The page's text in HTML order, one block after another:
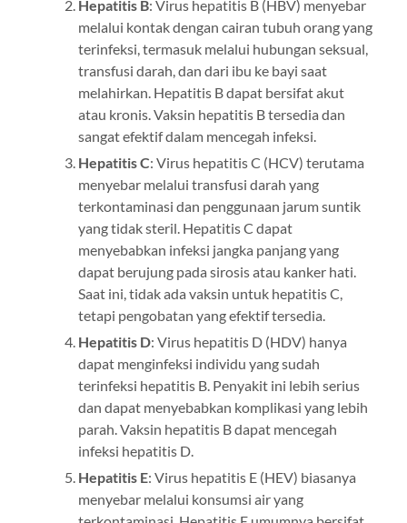
Hepatitis B: Virus hepatitis B (HBV) menyebar
melalui kontak dengan cairan tubuh orang yang
terinfeksi, termasuk melalui hubungan seksual,
transfusi darah, dan dari ibu ke bayi saat
melahirkan. Hepatitis B dapat bersifat akut
atau kronis. Vaksin hepatitis B tersedia dan
sangat efektif dalam mencegah infeksi.
Hepatitis C: Virus hepatitis C (HCV) terutama
menyebar melalui transfusi darah yang
terkontaminasi dan penggunaan jarum suntik
yang tidak steril. Hepatitis C dapat
menyebabkan infeksi jangka panjang yang
dapat berujung pada sirosis atau kanker hati.
Saat ini, tidak ada vaksin untuk hepatitis C,
tetapi pengobatan yang efektif tersedia.
Hepatitis D: Virus hepatitis D (HDV) hanya
dapat menginfeksi individu yang sudah
terinfeksi hepatitis B. Penyakit ini lebih serius
dan dapat menyebabkan komplikasi yang lebih
parah. Vaksin hepatitis B dapat mencegah
infeksi hepatitis D.
Hepatitis E: Virus hepatitis E (HEV) biasanya
menyebar melalui konsumsi air yang